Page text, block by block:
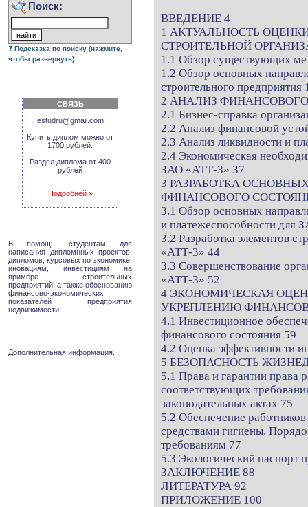
Поиск:
Подсказка по поиску (нажмите,
чтобы развернуть)
СВЯЗЬ
estudru@gmail.com
Купить диплом можно от
1700 рублей.
Раздел диплома от 400
рублей
Подробней »
В помощь студентам для
написания дипломнных проектов,
дипломов, курсовых по экономике,
иновациям, инвестициям на
примере строительных
предприятий, а также обоснованию
финансово-экономических
показателей предприятия
недвижимости.
Дополнительная информация.
ВВЕДЕНИЕ 4
1 АКТУАЛЬНОСТЬ
СТРОИТЕЛЬНОЙ
1.1 Обзор существующих
1.2 Обзор основных
строительного предприятия
2 АНАЛИЗ ФИНАНСОВОГО
2.1 Бизнес-справка
2.2 Анализ финансовой
2.3 Анализ ликвидности и
2.4 Экономическая
ЗАО «АТТ-3» 37
3 РАЗРАБОТКА
ФИНАНСОВОГО
3.1 Обзор основных
и платежеспособности для
3.2 Разработка элементов
«АТТ-3» 44
3.3 Совершенствование
«АТТ-3» 52
4 ЭКОНОМИЧЕСКАЯ
УКРЕПЛЕНИЮ
4.1 Инвестиционное
финансового состояния 59
4.2 Оценка эффективности
5 БЕЗОПАСНОСТЬ
5.1 Права и гарантии права
соответствующих
законодательных актах 75
5.2 Обеспечение
средствами гигиены.
требованиям 77
5.3 Экологический паспорт
ЗАКЛЮЧЕНИЕ 88
ЛИТЕРАТУРА 92
ПРИЛОЖЕНИЕ 100